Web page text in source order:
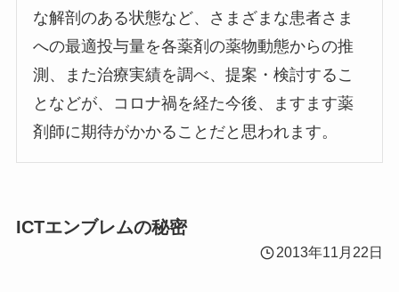
な解剖のある状態など、さまざまな患者さま
への最適投与量を各薬剤の薬物動態からの推
測、また治療実績を調べ、提案・検討するこ
となどが、コロナ禍を経た今後、ますます薬
剤師に期待がかかることだと思われます。
ICTエンブレムの秘密
2013年11月22日